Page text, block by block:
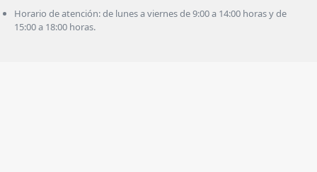
Horario de atención: de lunes a viernes de 9:00 a 14:00 horas y de
15:00 a 18:00 horas.